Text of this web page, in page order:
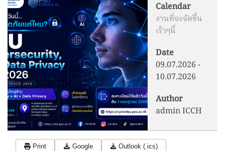
Calendar
งานที่จะจัดขึ้น
เร็วๆนี้
Date
09.07.2026-
10.07.2026
Author
admin ICCH
Print Google Outlook (.ics)